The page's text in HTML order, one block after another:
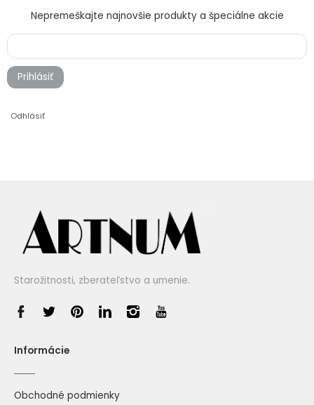
Nepremeškajte najnovšie produkty a špeciálne akcie
Prihlásiť
Odhlásiť
Starožitnosti, zberateľstvo a umenie.
Informácie
Obchodné podmienky